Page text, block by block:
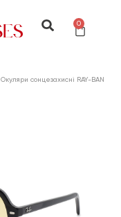
0
Окуляри сонцезахисні RAY-BAN